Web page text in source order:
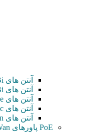
آنتن های 28.5dBi
آنتن های 31.5dBi
آنتن های High Performance
آنتن های Parabolic
آنتن های HiGain
PoE پاورهای MikroWan